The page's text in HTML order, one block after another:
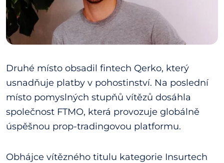
Druhé místo obsadil fintech Qerko, který
usnadňuje platby v pohostinství. Na poslední
místo pomyslných stupňů vítězů dosáhla
společnost FTMO, která provozuje globálně
úspěšnou prop-tradingovou platformu.
Obhájce vítězného titulu kategorie Insurtech